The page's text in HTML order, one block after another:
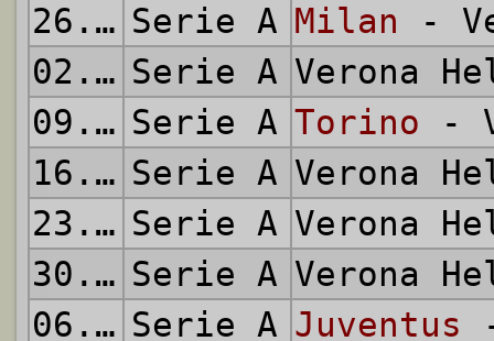
26.12.1971 Serie A Milan -
02.01.1972 Serie A Verona
09.01.1972 Serie A Torino -
16.01.1972 Serie A Verona
23.01.1972 Serie A Verona
30.01.1972 Serie A Verona
06.02.1972 Serie A Juventus